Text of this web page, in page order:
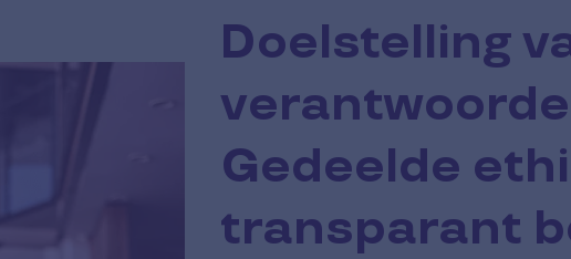
Doelstelling
Gedeelde
transparant